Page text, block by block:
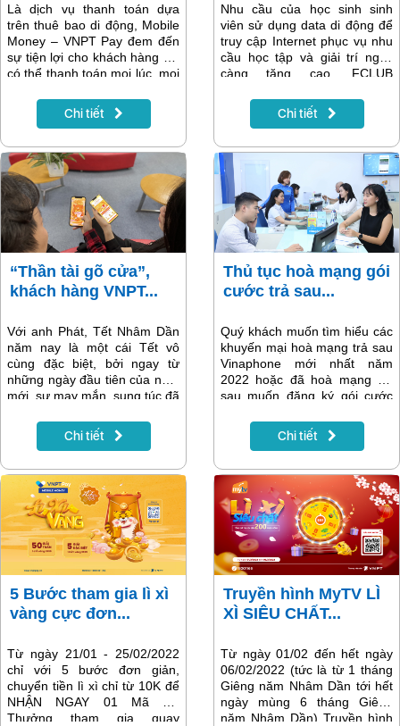
Là dịch vụ thanh toán dựa
trên thuê bao di động, Mobile
Money – VNPT Pay đem đến
sự tiện lợi cho khách hàng khi
có thể thanh toán mọi lúc, mọi
vụ có giá trị nhỏ,… Tuy nhiên,
nhiều khách hàng vẫn chưa
thiết thực của dịch vụ thanh
toán số này. Dưới đây là
những thắc mắc thường gặp
về dịch vụ Mobile Money –
VNPT Pay.
Chi tiết
Nhu cầu của học sinh sinh
viên sử dụng data di động để
truy cập Internet phục vụ nhu
cầu học tập và giải trí ngày
càng tăng cao. FCLUB
gói tích hợp ưu đãi thoả mãn
tất cả những yêu cầu sử dụng
dung lượng 4G thuộc "top"
hiện nay. Chỉ một lần đăng ký,
thuê bao sẽ có ngay về máy
đến 1560 phút gọi miễn phí và
90GB dung lượng data tốc độ
cao. Đồng hành cùng sinh
viên quay lại trường học, hay
tìm hiểu ngay cách đăng ký
gói cước này nhé!
Chi tiết
“Thần tài gõ cửa”,
khách hàng VNPT...
Với anh Phát, Tết Nhâm Dần
năm nay là một cái Tết vô
cùng đặc biệt, bởi ngay từ
những ngày đầu tiên của năm
mới, sự may mắn, sung túc đã
thưởng ngay một giải vàng từ
chương trình ưu đãi “Lì xì
VNPT. Anh Phát tin tưởng
rằng, đây sẽ là một sự khởi
đầu xuôi chiều mát mái cho
năm mới.
Chi tiết
Thủ tục hoà mạng gói
cước trả sau...
Quý khách muốn tìm hiểu các
khuyến mại hoà mạng trả sau
Vinaphone mới nhất năm
2022 hoặc đã hoà mạng trả
sau muốn đăng ký gói cước
chi phí và hưởng các khuyến
mãi khủng từ nhà mạng
hay các ưu đãi tin nhắn
Vinaphone, khuyến mãi về gói
cước 3G Vinaphone/gói 4G
vinaphone, dịch vụ MCA, nhạc
chờ Vinaphone…không nên
bỏ qua thông tin có trong bài
viết dưới đây nhé!
Chi tiết
5 Bước tham gia lì xì
vàng cực đơn...
Từ ngày 21/01 - 25/02/2022
chỉ với 5 bước đơn giản,
chuyển tiền lì xì chỉ từ 10K để
NHẬN NGAY 01 Mã Dự
Thưởng tham gia quay
Truyền hình MyTV LÌ
XÌ SIÊU CHẤT...
Từ ngày 01/02 đến hết ngày
06/02/2022 (tức là từ 1 tháng
Giêng năm Nhâm Dần tới hết
ngày mùng 6 tháng Giêng
năm Nhâm Dần) Truyền hình